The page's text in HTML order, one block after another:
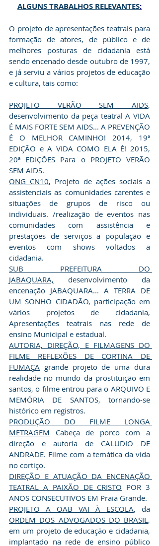
ALGUNS TRABALHOS RELEVANTES:
O projeto de apresentações teatrais para
formação de atores, de público e de
melhores posturas de cidadania está
sendo encenado desde outubro de 1997,
e já serviu a vários projetos de educação
e cultura, tais como:
PROJETO VERÃO SEM AIDS,
desenvolvimento da peça teatral A VIDA
É MAIS FORTE SEM AIDS... A PREVENÇÃO
É O MELHOR CAMINHO! 2014, 19ª
EDIÇÃO e A VIDA COMO ELA É! 2015,
20ª EDIÇÕES Para o PROJETO VERÃO
SEM AIDS.
ONG CN10, Projeto de ações sociais a
assistenciais as comunidades carentes e
situações de grupos de risco ou
individuais. /realização de eventos nas
comunidades com assistência e
prestações de serviços a população e
eventos com shows voltados a
cidadania.
SUB PREFEITURA DO
JABAQUARA, desenvolvimento da
encenação JABAQUARA... A TERRA DE
UM SONHO CIDADÃO, participação em
vários projetos de cidadania,
Apresentações teatrais nas rede de
ensino Municipal e estadual.
AUTORIA, DIREÇÃO, E FILMAGENS DO
FILME REFLEXÕES DE CORTINA DE
FUMAÇA grande projeto de uma dura
realidade no mundo da prostituição em
santos, o filme entrou para o ARQUIVO E
MEMÓRIA DE SANTOS, tornando-se
histórico em registros.
PRODUÇÃO DO FILME LONGA
METRAGEM Cabeça de porco com a
direção e autoria de CALUDIO DE
ANDRADE. Filme com a temática da vida
no cortiço.
DIREÇÃO E ATUAÇÃO DA ENCENAÇÃO
TEATRAL A PAIXÃO DE CRISTO POR 3
ANOS CONSECUTIVOS EM Praia Grande.
PROJETO A OAB VAI À ESCOLA
ORDEM DOS ADVOGADOS DO BRASIL,
em um projeto de educação e cidadania,
implantado na rede de ensino público